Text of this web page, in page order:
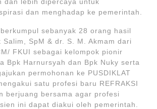
dan menghadap ke pemerintah.
sebanyak 28 orang hasil
SpM & dr. S. M. Akmam dari
FKUI sebagai kelompok pionir
Bpk Harnursyah dan Bpk Nuky serta
permohonan ke PUSDIKLAT
satu profesi baru REFRAKSI
berjuang bersama agar profesi
ini dapat diakui oleh pemerintah.